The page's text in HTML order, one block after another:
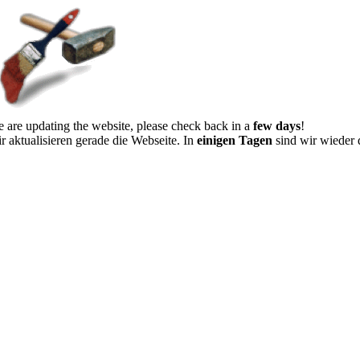
are updating the website, please check back in a few days!
aktualisieren gerade die Webseite. In einigen Tagen sind wir wieder